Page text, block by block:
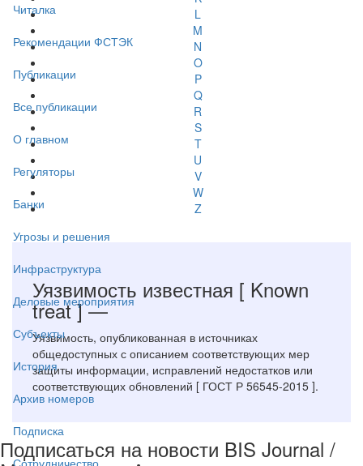
Читалка
Рекомендации ФСТЭК
Публикации
Все публикации
О главном
Регуляторы
Банки
Угрозы и решения
Инфраструктура
Деловые мероприятия
Субъекты
История
Архив номеров
Подписка
Сотрудничество
L
M
N
O
P
Q
R
S
T
U
V
W
Z
Уязвимость известная [ Known
treat ]—
Уязвимость, опубликованная в источниках
общедоступных с описанием соответствующих мер
защиты информации, исправлений недостатков или
соответствующих обновлений [ ГОСТ Р 56545-2015 ].
Подписаться на новости BIS Journal /